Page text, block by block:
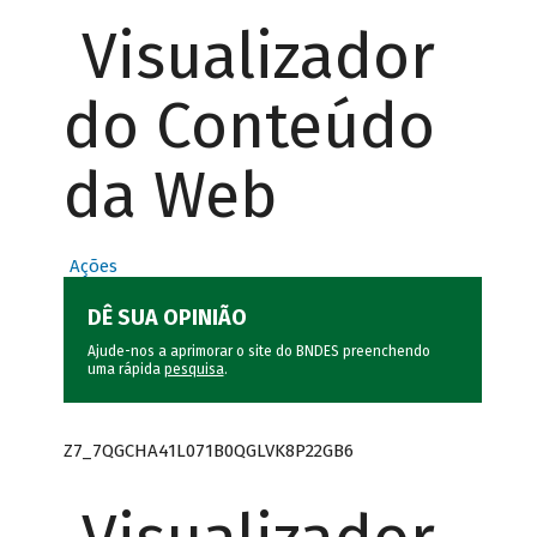
Visualizador
do Conteúdo
da Web
Ações
DÊ SUA OPINIÃO
Ajude-nos a aprimorar o site do BNDES preenchendo
uma rápida pesquisa.
Z7_7QGCHA41L071B0QGLVK8P22GB6